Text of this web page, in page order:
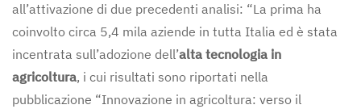
all’attivazione di due precedenti analisi: “La prima ha
coinvolto circa 5,4 mila aziende in tutta Italia ed è stata
incentrata sull’adozione dell’alta tecnologia in
agricoltura, i cui risultati sono riportati nella
pubblicazione “Innovazione in agricoltura: verso il